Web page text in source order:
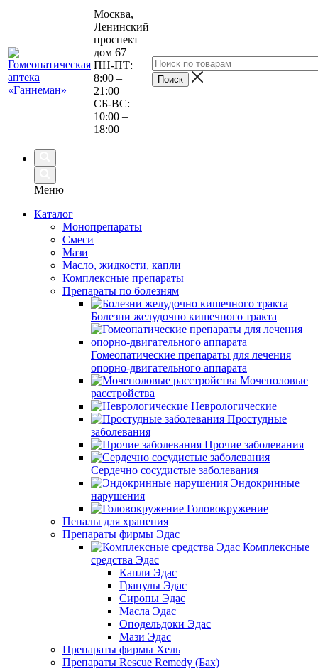
Москва,
Ленинский
проспект
дом 67
ПН-ПТ:
8:00 –
21:00
СБ-ВС:
10:00 –
18:00
Меню
Каталог
Монопрепараты
Смеси
Мази
Масло, жидкости, капли
Комплексные препараты
Препараты по болезням
Болезни желудочно кишечного тракта
Гомеопатические препараты для лечения
опорно-двигательного аппарата
Мочеполовые
расстройства
Неврологические
Простудные
заболевания
Прочие заболевания
Сердечно сосудистые заболевания
Эндокринные
нарушения
Головокружение
Пеналы для хранения
Препараты фирмы Эдас
Комплексные
средства Эдас
Капли Эдас
Гранулы Эдас
Сиропы Эдас
Масла Эдас
Оподельдоки Эдас
Мази Эдас
Препараты фирмы Хель
Препараты Rescue Remedy (Бах)